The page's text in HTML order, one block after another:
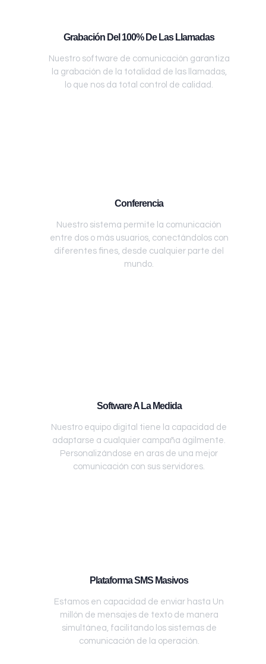
Grabación Del 100% De Las Llamadas
Nuestro software de comunicación garantiza
la grabación de la totalidad de las llamadas,
lo que nos da total control de calidad.
Conferencia
Nuestro sistema permite la comunicación
entre dos o más usuarios, conectándolos con
diferentes fines, desde cualquier parte del
mundo.
Software A La Medida
Nuestro equipo digital tiene la capacidad de
adaptarse a cualquier campaña ágilmente.
Personalizándose en aras de una mejor
comunicación con sus servidores.
Plataforma SMS Masivos
Estamos en capacidad de enviar hasta Un
millón de mensajes de texto de manera
simultánea, facilitando los sistemas de
comunicación de la operación.